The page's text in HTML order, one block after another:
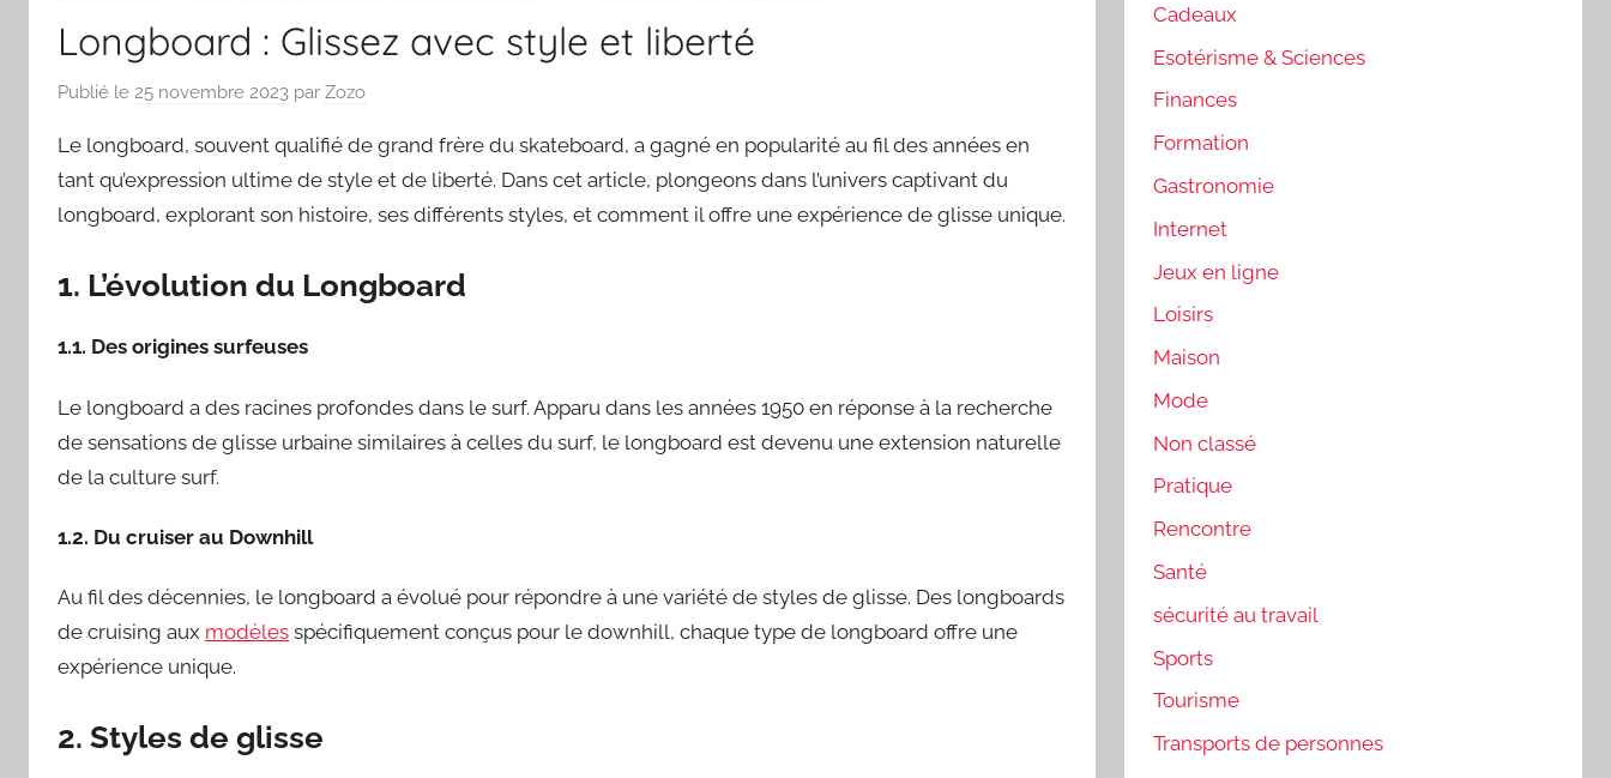
Longboard : Glissez avec style et liberté
Publié le 25 novembre 2023 par Zozo
Le longboard, souvent qualifié de grand frère du skateboard, a gagné en popularité au fil des années en
tant qu’expression ultime de style et de liberté. Dans cet article, plongeons dans l’univers captivant du
longboard, explorant son histoire, ses différents styles, et comment il offre une expérience de glisse unique.
1. L’évolution du Longboard
1.1. Des origines surfeuses
Le longboard a des racines profondes dans le surf. Apparu dans les années 1950 en réponse à la recherche
de sensations de glisse urbaine similaires à celles du surf, le longboard est devenu une extension naturelle
de la culture surf.
1.2. Du cruiser au Downhill
Au fil des décennies, le longboard a évolué pour répondre à une variété de styles de glisse. Des longboards
de cruising aux modèles spécifiquement conçus pour le downhill, chaque type de longboard offre une
expérience unique.
2. Styles de glisse
Cadeaux
Esotérisme & Sciences
Finances
Formation
Gastronomie
Internet
Jeux en ligne
Loisirs
Maison
Mode
Non classé
Pratique
Rencontre
Santé
sécurité au travail
Sports
Tourisme
Transports de personnes